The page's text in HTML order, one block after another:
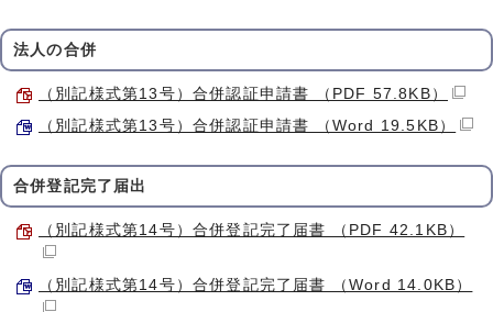
法人の合併
（別記様式第13号）合併認証申請書 （PDF 57.8KB）
（別記様式第13号）合併認証申請書 （Word 19.5KB）
合併登記完了届出
（別記様式第14号）合併登記完了届書 （PDF 42.1KB）
（別記様式第14号）合併登記完了届書 （Word 14.0KB）